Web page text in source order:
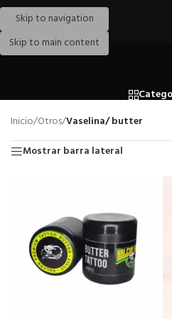
Skip to navigation
Skip to main content
Inicio/Otros/Vaselina/ butter
Mostrar barra lateral